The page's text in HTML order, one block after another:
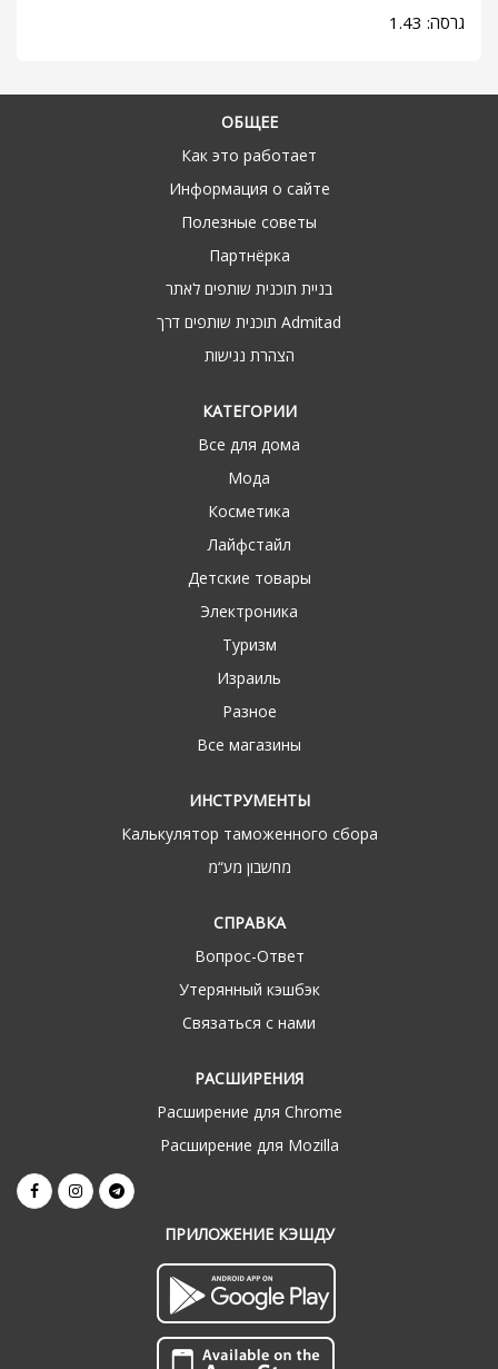
גרסה: 1.43
ОБЩЕЕ
Как это работает
Информация о сайте
Полезные советы
Партнёрка
בניית תוכנית שותפים לאתר
תוכנית שותפים דרך Admitad
הצהרת נגישות
КАТЕГОРИИ
Все для дома
Мода
Косметика
Лайфстайл
Детские товары
Электроника
Туризм
Израиль
Разное
Все магазины
ИНСТРУМЕНТЫ
Калькулятор таможенного сбора
מחשבון מע“מ
СПРАВКА
Вопрос-Ответ
Утерянный кэшбэк
Связаться с нами
РАСШИРЕНИЯ
Расширение для Chrome
Расширение для Mozilla
ПРИЛОЖЕНИЕ КЭШДУ